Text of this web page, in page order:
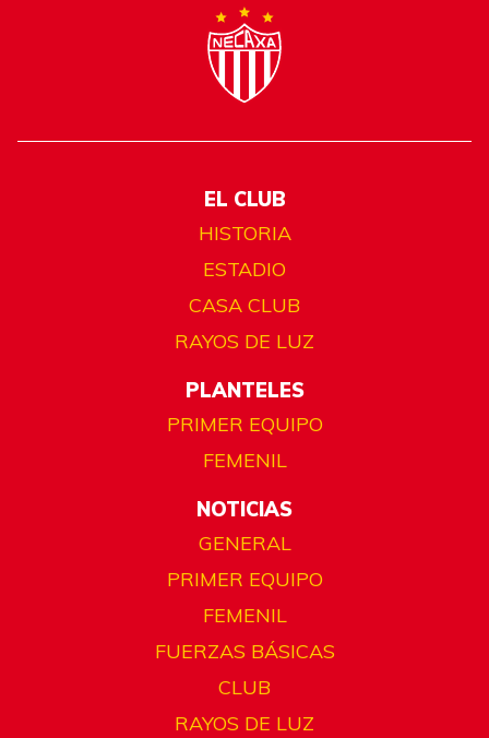
EL CLUB
HISTORIA
ESTADIO
CASA CLUB
RAYOS DE LUZ
PLANTELES
PRIMER EQUIPO
FEMENIL
NOTICIAS
GENERAL
PRIMER EQUIPO
FEMENIL
FUERZAS BÁSICAS
CLUB
RAYOS DE LUZ